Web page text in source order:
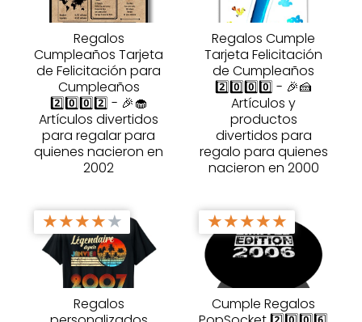
Regalos
Cumpleaños Tarjeta
de Felicitación para
Cumpleaños
2️⃣0️⃣0️⃣2️⃣ - 🎉🧁
Artículos divertidos
para regalar para
quienes nacieron en
2002
Regalos Cumple
Tarjeta Felicitación
de Cumpleaños
2️⃣0️⃣0️⃣0️⃣ - 🎉🍰
Artículos y
productos
divertidos para
regalo para quienes
nacieron en 2000
★★★★★
Regalos
★★★★★
Cumple Regalos